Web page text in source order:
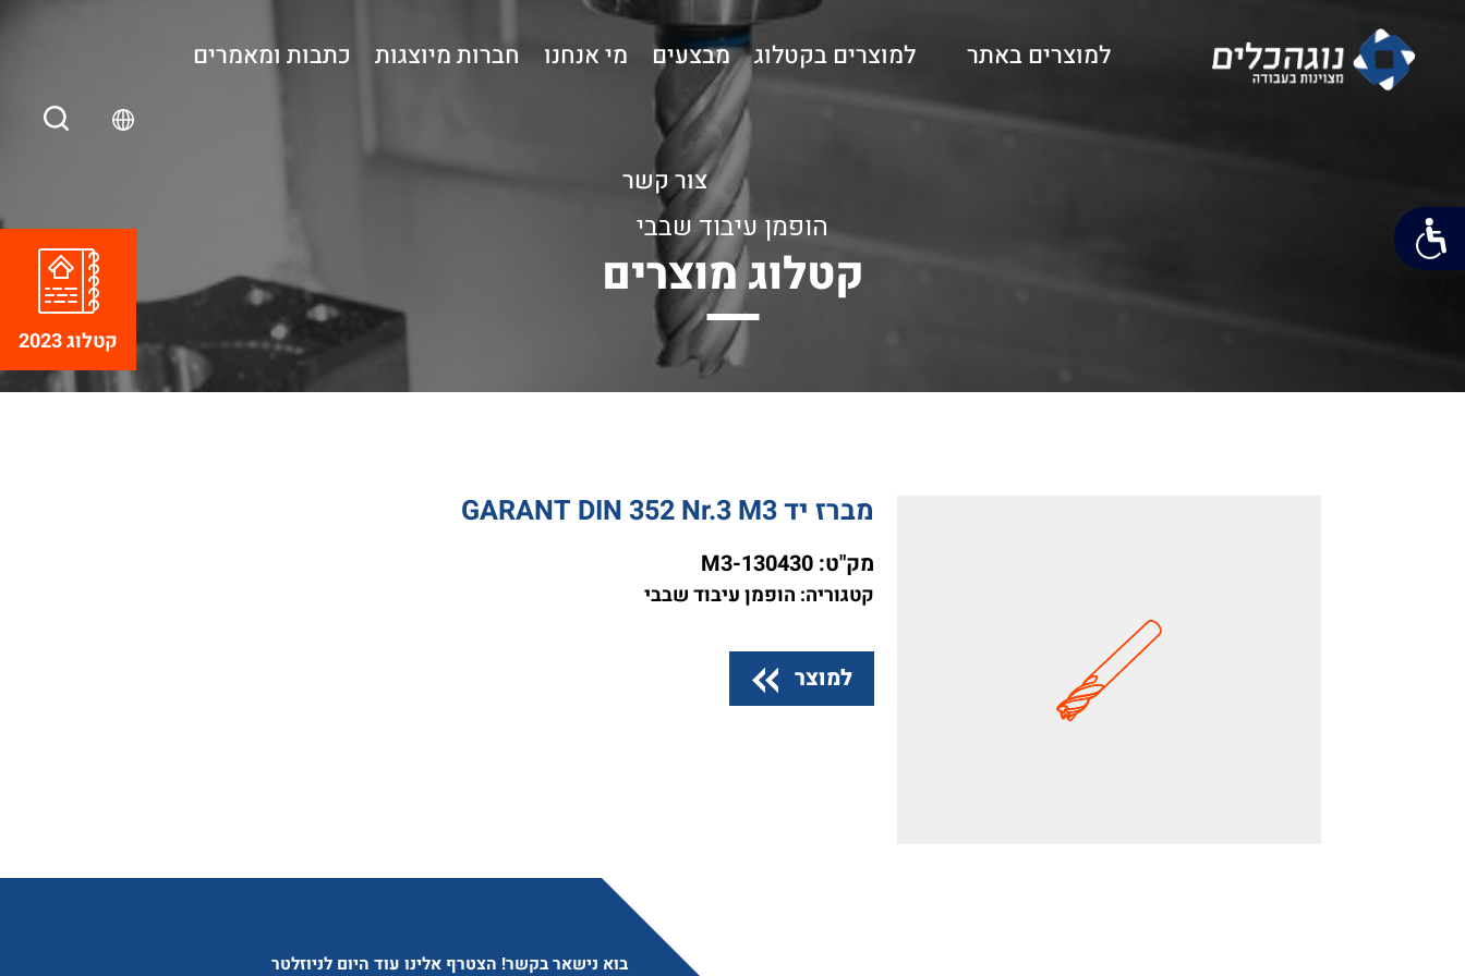
למוצרים באתר למוצרים בקטלוג מבצעים מי אנחנו חברות מיוצגות כתבות ומאמרים
צור קשר
הופמן עיבוד שבבי
קטלוג מוצרים
מברז יד GARANT DIN 352 Nr.3 M3
מק"ט: 130430-M3
קטגוריה: הופמן עיבוד שבבי
למוצר
בוא נישאר בקשר! הצטרף אלינו עוד היום לניוזלטר
קטלוג 2023